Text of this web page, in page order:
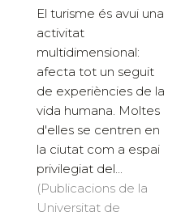
El turisme és avui una
activitat
multidimensional:
afecta tot un seguit
de experiències de la
vida humana. Moltes
d'elles se centren en
la ciutat com a espai
privilegiat del...
(Publicacions de la
Universitat de